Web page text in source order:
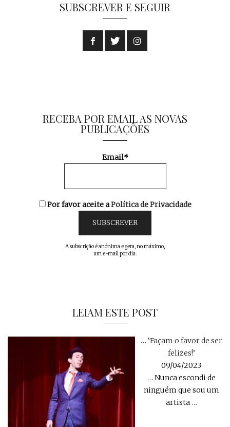
SUBSCREVER E SEGUIR
RECEBA POR EMAIL AS NOVAS
PUBLICAÇÕES
Email*
Por favor aceite aPolítica de Privacidade
A subscrição é anónima e gera, no máximo,
um e-mail por dia.
LEIAM ESTE POST
… ‘Façam o favor de ser
felizes!’
09/04/2023
… Nunca escondi de
ninguém que sou um
artista…